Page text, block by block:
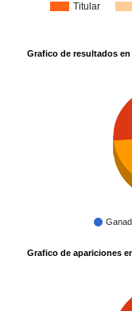
Titular
Grafico de resultados
Grafico de apariciones